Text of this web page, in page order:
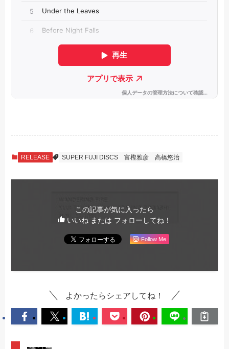
RELEASE SUPER FUJI DISCS 富樫雅彦 高橋悠治
この記事が気に入ったら
いいね または フォローしてね！
Follow Me
よかったらシェアしてね！